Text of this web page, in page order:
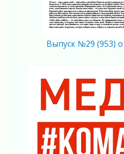
Ленинградцы — бойцам
31 июля 2026
Маршрутами будущего —
31 июля 2026
Правила для жизни
31 июля 2026
С рабочим визитом
В Шлиссельбурге
кораблик Памяти»
31 июля 2026
Выпуск №29 (953)